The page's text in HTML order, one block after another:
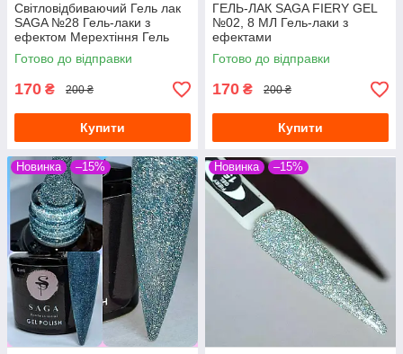
Світловідбиваючий Гель лак
SAGA №28 Гель-лаки з
ефектом Мерехтіння Гель
лак з переливчастими
блискіток
Готово до відправки
170 ₴ 200 ₴
Купити
ГЕЛЬ-ЛАК SAGA FIERY GEL
№02, 8 МЛ Гель-лаки з
ефектами
світловідбиваючими Гель-
лаки з мерехтінням
микроблеском
Готово до відправки
170 ₴ 200 ₴
Купити
Новинка –15% Новинка –15%